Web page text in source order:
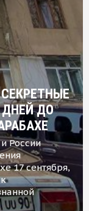
ДНЕЙ ДО
России
17 сентября,